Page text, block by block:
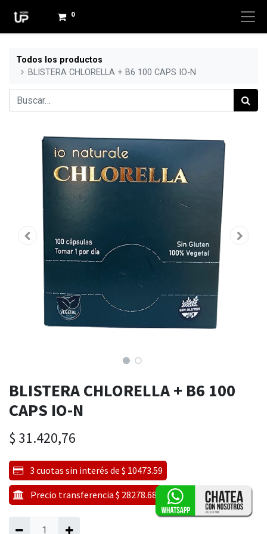
0
Todos los productos
BLISTERA CHLORELLA + B6 100 CAPS IO-N
BLISTERA CHLORELLA + B6 100
CAPS IO-N
$ 31.420,76
3 cuotas sin interés de $ 10473.59
Precio transferencia $ 28278.68